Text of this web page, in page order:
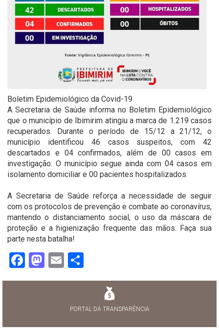
Boletim Epidemiológico da Covid-19
A Secretaria de Saúde informa no Boletim Epidemiológico
que o município de Ibimirim atingiu a marca de 1.219 casos
recuperados. Durante o período de 15/12 a 21/12, o
município identificou 46 casos suspeitos, com 42
descartados e 04 confirmados, além de 00 casos em
investigação. O município segue ainda com 04 casos em
isolamento domiciliar e 00 pacientes hospitalizados.
A Secretaria de Saúde reforça a necessidade de seguir
com os protocolos de prevenção e combate ao coronavírus,
mantendo o distanciamento social, o uso da máscara de
proteção e a higienização frequente das mãos. Faça sua
parte nesta batalha!
Facebook
Mastodon
Email
PORTAL DA TRANSPARÊNCIA